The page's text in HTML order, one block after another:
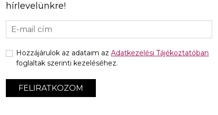
hírlevelünkre!
FELIRATKOZOM
Hozzájárulok az adataim az Adatkezelési Tájékoztatóban
foglaltak szerinti kezeléséhez.